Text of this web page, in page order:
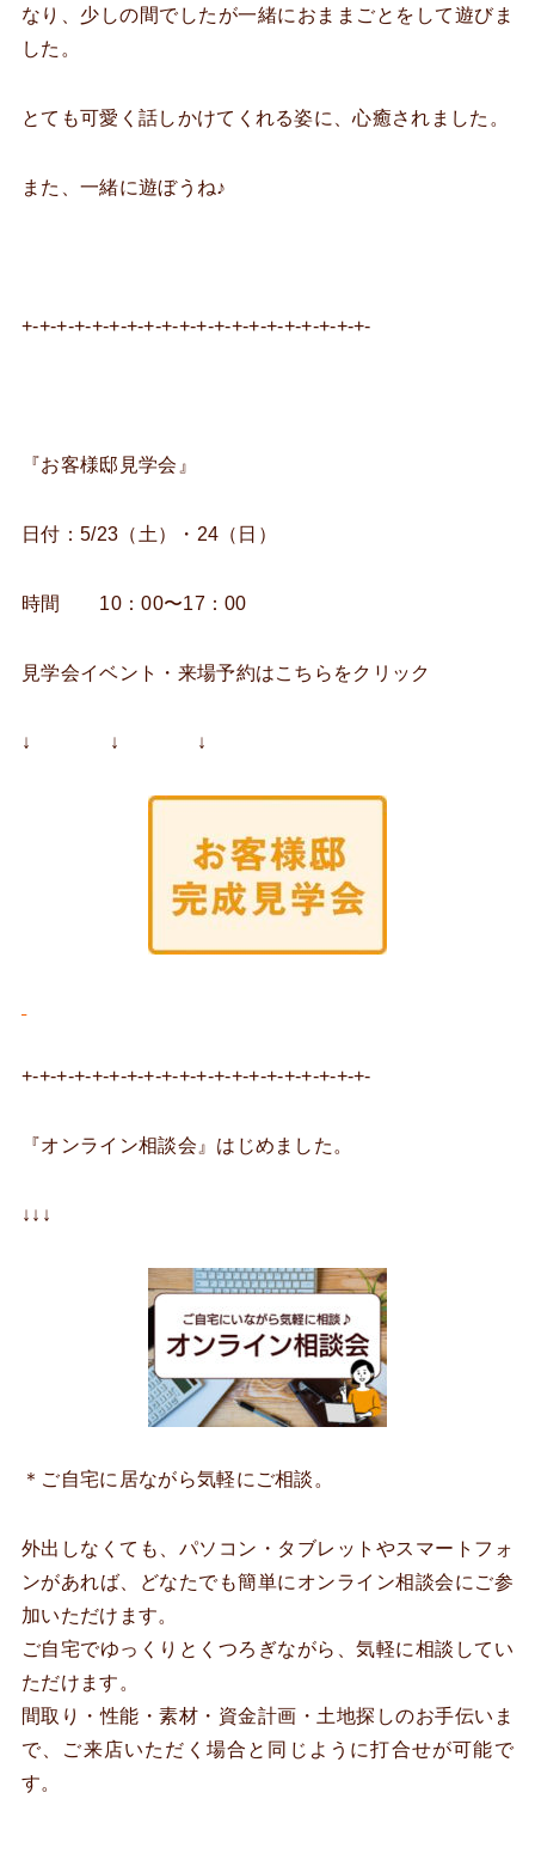
なり、少しの間でしたが一緒におままごとをして遊びま
した。
とても可愛く話しかけてくれる姿に、心癒されました。
また、一緒に遊ぼうね♪
+-+-+-+-+-+-+-+-+-+-+-+-+-+-+-+-+-+-+-+-
『お客様邸見学会』
日付：5/23（土）・24（日）
時間 10：00〜17：00
見学会イベント・来場予約はこちらをクリック
↓ ↓ ↓
+-+-+-+-+-+-+-+-+-+-+-+-+-+-+-+-+-+-+-+-
『オンライン相談会』はじめました。
↓↓↓
＊ご自宅に居ながら気軽にご相談。
外出しなくても、パソコン・タブレットやスマートフォ
ンがあれば、どなたでも簡単にオンライン相談会にご参
加いただけます。
ご自宅でゆっくりとくつろぎながら、気軽に相談してい
ただけます。
間取り・性能・素材・資金計画・土地探しのお手伝いま
で、ご来店いただく場合と同じように打合せが可能で
す。